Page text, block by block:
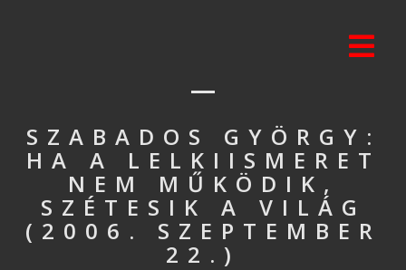
SZABADOS GYÖRGY:
HA A LELKIISMERET
NEM MŰKÖDIK,
SZÉTESIK A VILÁG
(2006. SZEPTEMBER
22.)